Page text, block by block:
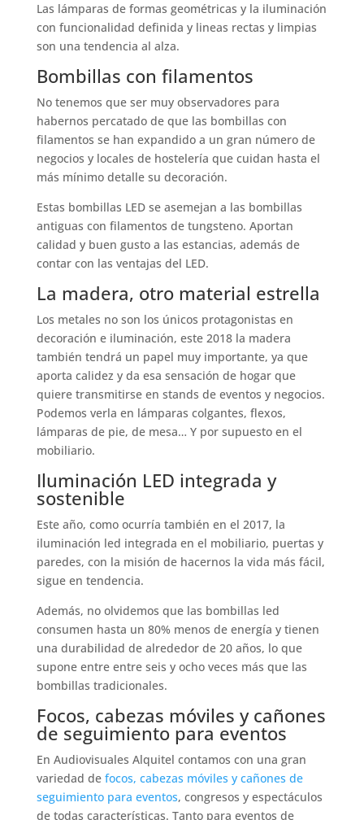
Las lámparas de formas geométricas y la iluminación
con funcionalidad definida y lineas rectas y limpias
son una tendencia al alza.
Bombillas con filamentos
No tenemos que ser muy observadores para
habernos percatado de que las bombillas con
filamentos se han expandido a un gran número de
negocios y locales de hostelería que cuidan hasta el
más mínimo detalle su decoración.
Estas bombillas LED se asemejan a las bombillas
antiguas con filamentos de tungsteno. Aportan
calidad y buen gusto a las estancias, además de
contar con las ventajas del LED.
La madera, otro material estrella
Los metales no son los únicos protagonistas en
decoración e iluminación, este 2018 la madera
también tendrá un papel muy importante, ya que
aporta calidez y da esa sensación de hogar que
quiere transmitirse en stands de eventos y negocios.
Podemos verla en lámparas colgantes, flexos,
lámparas de pie, de mesa… Y por supuesto en el
mobiliario.
Iluminación LED integrada y
sostenible
Este año, como ocurría también en el 2017, la
iluminación led integrada en el mobiliario, puertas y
paredes, con la misión de hacernos la vida más fácil,
sigue en tendencia.
Además, no olvidemos que las bombillas led
consumen hasta un 80% menos de energía y tienen
una durabilidad de alrededor de 20 años, lo que
supone entre entre seis y ocho veces más que las
bombillas tradicionales.
Focos, cabezas móviles y cañones
de seguimiento para eventos
En Audiovisuales Alquitel contamos con una gran
variedad defocos, cabezas móviles y cañones de
seguimiento para eventos, congresos y espectáculos
de todas características. Tanto para eventos de